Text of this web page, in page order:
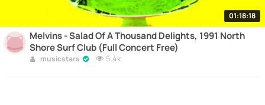
01:18:18
Melvins - Salad Of A Thousand Delights, 1991 North
Shore Surf Club (Full Concert Free)
musicstars 5.4k